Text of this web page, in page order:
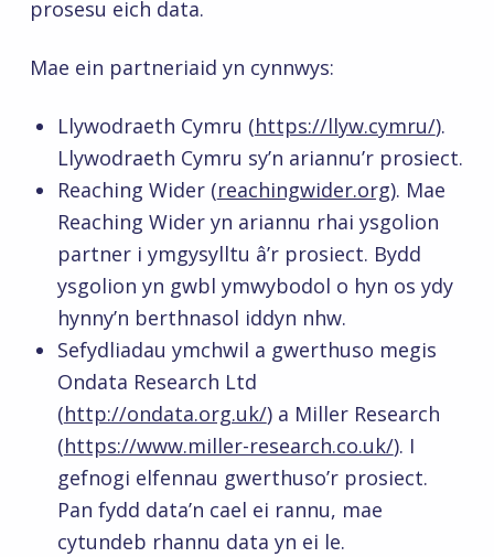
prosesu eich data.
Mae ein partneriaid yn cynnwys:
Llywodraeth Cymru (https://llyw.cymru/).
Llywodraeth Cymru sy’n ariannu’r prosiect.
Reaching Wider (reachingwider.org). Mae
Reaching Wider yn ariannu rhai ysgolion
partner i ymgysylltu â’r prosiect. Bydd
ysgolion yn gwbl ymwybodol o hyn os ydy
hynny’n berthnasol iddyn nhw.
Sefydliadau ymchwil a gwerthuso megis
Ondata Research Ltd
(http://ondata.org.uk/) a Miller Research
(https://www.miller-research.co.uk/). I
gefnogi elfennau gwerthuso’r prosiect.
Pan fydd data’n cael ei rannu, mae
cytundeb rhannu data yn ei le.